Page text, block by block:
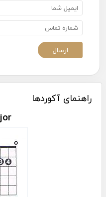
راهنمای آکوردها